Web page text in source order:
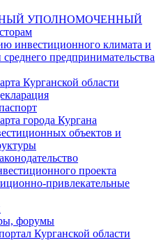
УПОЛНОМОЧЕННЫЙ
инвестиционного климата и
предпринимательства
Курганской области
города Кургана
объектов и
проекта
привлекательные
форумы
Курганской области